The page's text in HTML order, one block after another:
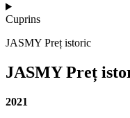
Cuprins
JASMY Preț istoric
JASMY Preț
2021